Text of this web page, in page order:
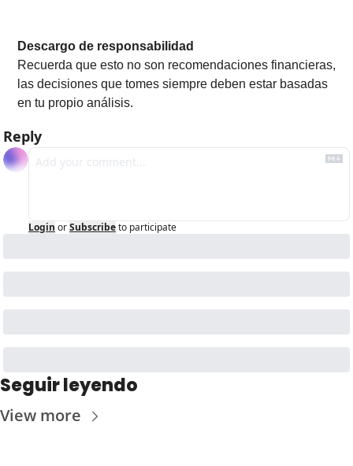
Descargo de responsabilidad
Recuerda que esto no son recomendaciones financieras,
las decisiones que tomes siempre deben estar basadas
en tu propio análisis.
Reply
Login orSubscribeto participate
Seguir leyendo
View more